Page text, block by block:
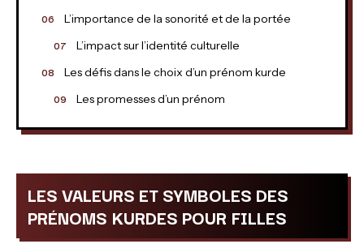
L’importance de la sonorité et de la portée
L’impact sur l’identité culturelle
Les défis dans le choix d’un prénom kurde
Les promesses d’un prénom
LES VALEURS ET SYMBOLES DES
PRÉNOMS KURDES POUR FILLES